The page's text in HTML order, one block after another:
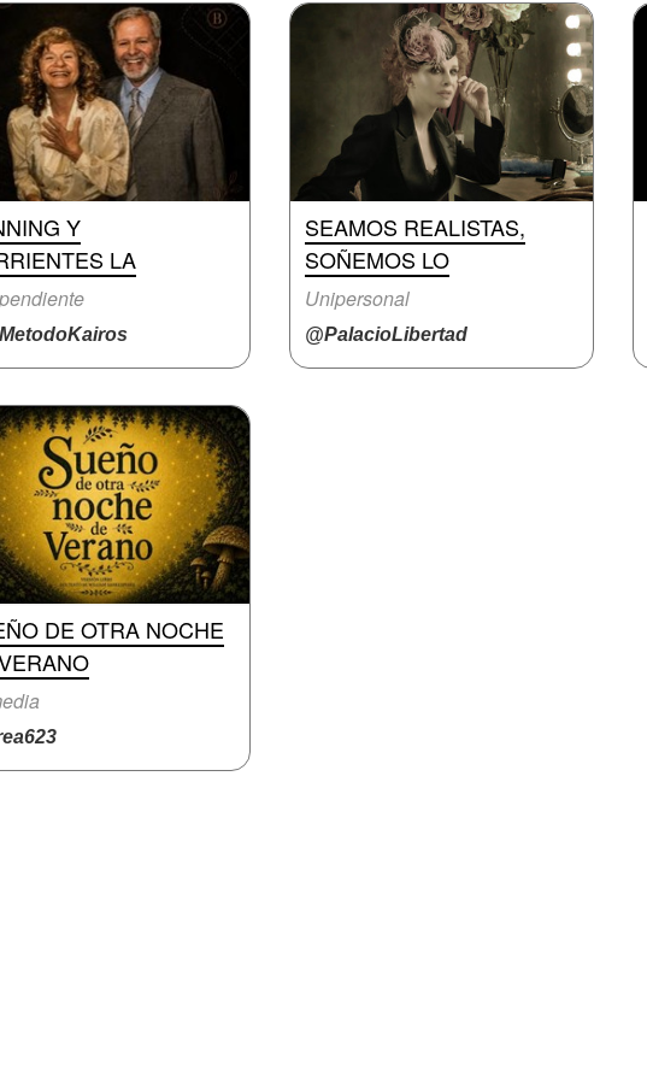
Y
LA
SEAMOS REALISTAS,
SOÑEMOS LO
Unipersonal
@PalacioLibertad
DE OTRA NOCHE